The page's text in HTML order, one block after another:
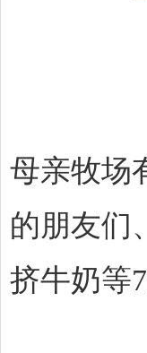
母亲牧场
的朋友们
挤牛奶等